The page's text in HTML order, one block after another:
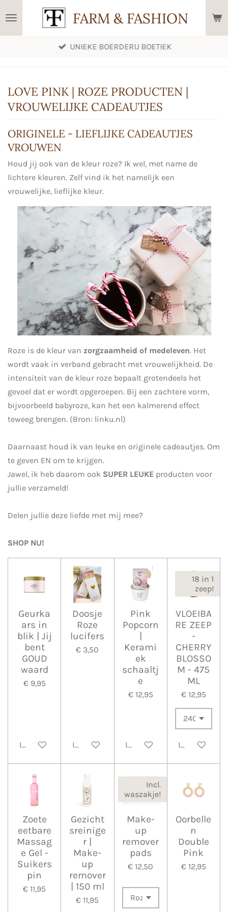
FARM & FASHION
UNIEKE BOERDERIJ BOETIEK
LOVE PINK | ROZE PRODUCTEN |
VROUWELIJKE CADEAUTJES
ORIGINELE - LIEFLIJKE CADEAUTJES
VROUWEN
Houd jij ook van de kleur roze? Ik wel, met name de
lichtere kleuren. Zelf vind ik het namelijk een
vrouwelijke, lieflijke kleur.
Roze is de kleur van zorgzaamheid of medeleven. Het
wordt vaak in verband gebracht met vrouwelijkheid. De
intensiteit van de kleur roze bepaalt grotendeels het
gevoel dat er wordt opgeroepen. Bij een zachtere vorm,
bijvoorbeeld babyroze, kan het een kalmerend effect
teweeg brengen. (Bron: linku.nl)
Daarnaast houd ik van leuke en originele cadeautjes. Om
te geven EN om te krijgen.
Jawel, ik heb daarom ook SUPER LEUKE producten voor
jullie verzameld!
Delen jullie deze liefde met mij mee?
SHOP NU!
Geurka
ars in
blik | Jij
bent
GOUD
waard
€ 9,95
In winkelwagen
Doosje
Roze
lucifers
€ 3,50
In winkelwagen
Pink
Popcorn
|
Kerami
ek
schaaltj
e
€ 12,95
In winkelwagen
18 in 1
zeep!
VLOEIBA
RE ZEEP
-
CHERRY
BLOSSO
M - 475
ML
€ 12,95
In
Zoete
eetbare
Massag
e Gel -
Suikers
pin
€ 11,95
Gezicht
sreinige
r |
Make-
up
remover
| 150 ml
€ 11,95
Incl.
waszakje!
Make-
up
remover
pads
€ 12,50
Oorbelle
n
Double
Pink
€ 12,95